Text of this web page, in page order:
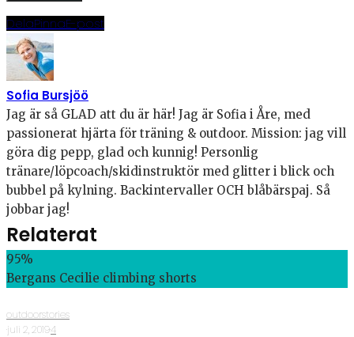
DelaPinnaE-post
Sofia Bursjöö
Jag är så GLAD att du är här! Jag är Sofia i Åre, med
passionerat hjärta för träning & outdoor. Mission: jag vill
göra dig pepp, glad och kunnig! Personlig
tränare/löpcoach/skidinstruktör med glitter i blick och
bubbel på kylning. Backintervaller OCH blåbärspaj. Så
jobbar jag!
Relaterat
95%
Bergans Cecilie climbing shorts
outdoorstories
·juli 2, 2019·4